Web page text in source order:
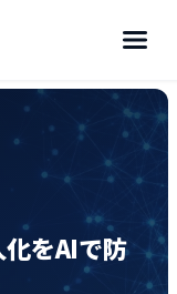
をAIで防